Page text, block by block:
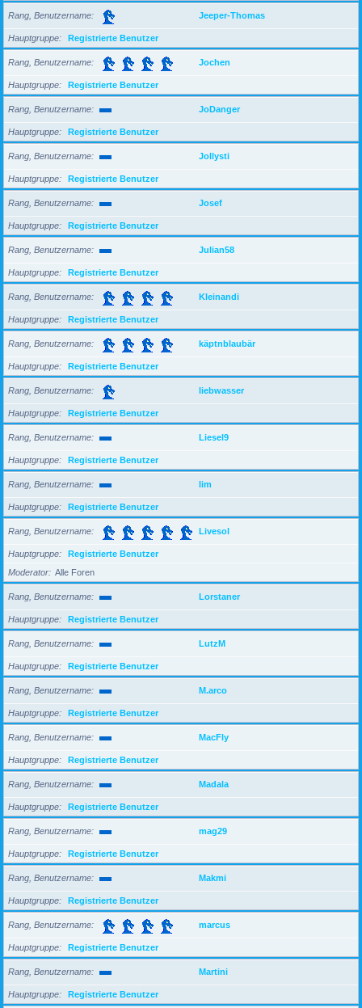
Rang, Benutzername Jeeper-Thomas
Hauptgruppe Registrierte Benutzer
Rang, Benutzername Jochen
Hauptgruppe Registrierte Benutzer
Rang, Benutzername JoDanger
Hauptgruppe Registrierte Benutzer
Rang, Benutzername Jollysti
Hauptgruppe Registrierte Benutzer
Rang, Benutzername Josef
Hauptgruppe Registrierte Benutzer
Rang, Benutzername Julian58
Hauptgruppe Registrierte Benutzer
Rang, Benutzername Kleinandi
Hauptgruppe Registrierte Benutzer
Rang, Benutzername käptnblaubär
Hauptgruppe Registrierte Benutzer
Rang, Benutzername liebwasser
Hauptgruppe Registrierte Benutzer
Rang, Benutzername Liesel9
Hauptgruppe Registrierte Benutzer
Rang, Benutzername lim
Hauptgruppe Registrierte Benutzer
Rang, Benutzername Livesol
Hauptgruppe
Registrierte Benutzer
Moderator
Alle Foren
Rang, Benutzername Lorstaner
Hauptgruppe Registrierte Benutzer
Rang, Benutzername LutzM
Hauptgruppe Registrierte Benutzer
Rang, Benutzername M.arco
Hauptgruppe Registrierte Benutzer
Rang, Benutzername MacFly
Hauptgruppe Registrierte Benutzer
Rang, Benutzername Madala
Hauptgruppe Registrierte Benutzer
Rang, Benutzername mag29
Hauptgruppe Registrierte Benutzer
Rang, Benutzername Makmi
Hauptgruppe Registrierte Benutzer
Rang, Benutzername marcus
Hauptgruppe Registrierte Benutzer
Rang, Benutzername Martini
Hauptgruppe Registrierte Benutzer